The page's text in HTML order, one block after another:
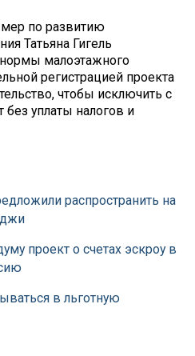
по развитию
Татьяна Гигель
малоэтажного
регистрацией проекта
чтобы исключить с
без уплаты налогов и
распространить на
проект о счетах эскроу в
в льготную